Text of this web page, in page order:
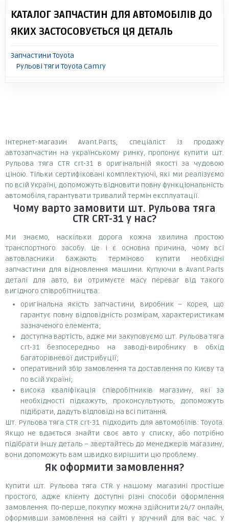
КАТАЛОГ ЗАПЧАСТИН ДЛЯ АВТОМОБІЛІВ ДО
ЯКИХ ЗАСТОСОВУЄТЬСЯ ЦЯ ДЕТАЛЬ
Запчастини Toyota
Рульові тяги Toyota Camry
Інтернет-магазин Avant.Parts, спеціаліст із продажу
автозапчастин на українському ринку, пропонує купити шт.
Рульова тяга CTR crt-31 в оригінальній якості за чудовою
ціною. Тільки сертифіковані комплектуючі, які ми реалізуємо
по всій Україні, допоможуть відновити повну функціональність
автомобіля, гарантувати тривалий термін експлуатації.
Чому варто замовити шт. Рульова тяга
CTR CRT-31 у нас?
Ми знаємо, наскільки дорога кожна хвилина простою
транспортного засобу. Це і є основна причина, чому всі
автовласники бажають терміново купити необхідні
запчастини для відновлення машини. Купуючи в Avant.Parts
деталі для авто, ви отримуєте масу переваг від такого
вигідного співробітництва:
оригінальна якість запчастини, виробник – Корея, що
гарантує повну відповідність розмірам, характеристикам
зазначеного елемента;
доступна вартість, адже ми закуповуємо шт. Рульова тяга
crt-31 безпосередньо на заводі-виробнику в обхід
багаторівневої дистрибуції;
оперативний збір замовлення та доставлення по Києву та
по всій Україні;
висока кваліфікація співробітників магазину, які за
необхідності підкажуть, проконсультують, допоможуть
підібрати, дадуть відповіді на всі питання.
Шт. Рульова тяга CTR crt-31 підходить для автомобілів: Toyota.
Якщо не вдається знайти своє авто у списку, або потрібно
підібрати іншу деталь – звертайтесь до менеджерів магазину,
вони допоможуть вам швидко вирішити цю проблему.
Як оформити замовлення?
Купити шт. Рульова тяга CTR у нашому магазині простіше
простого, адже клієнту доступні різні способи оформлення
замовлення. По-перше, покупку можна здійснити 24/7 онлайн,
оформивши замовлення на сайті у зручний для вас час. У